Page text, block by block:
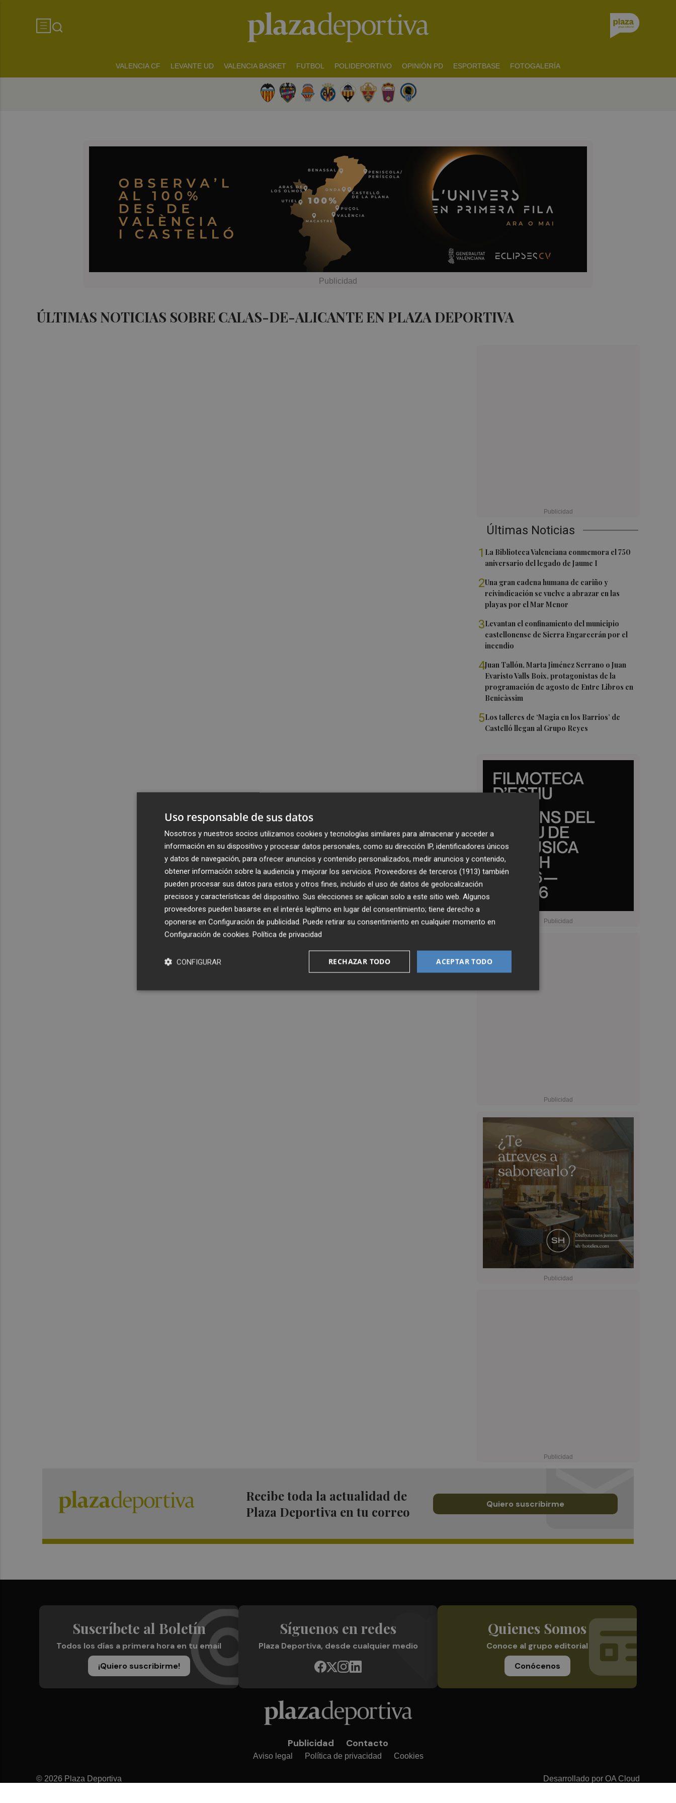
VALENCIA CF LEVANTE UD VALENCIA BASKET FUTBOL POLIDEPORTIVO OPINIÓN PD ESPORTBASE FOTOGALERÍA
ÚLTIMAS NOTICIAS SOBRE CALAS-DE-ALICANTE EN PLAZA DEPORTIVA
Últimas Noticias
1 La Biblioteca Valenciana conmemora el 750
aniversario del legado de Jaume I
2Una gran cadena humana de cariño y
reivindicación se vuelve a abrazar en las
playas por el Mar Menor
3Levantan el confinamiento del municipio
castellonense de Sierra Engarcerán por el
incendio
4Juan Tallón, Marta Jiménez Serrano o Juan
Evaristo Valls Boix, protagonistas de la
programación de agosto de Entre Libros en
Benicàssim
5Los talleres de ‘Magia en los Barrios’ de
Castelló llegan al Grupo Reyes
Recibe toda la actualidad de
Plaza Deportiva en tu correo
Quiero suscribirme
Suscríbete al Boletín
Todos los días a primera hora en tu email
¡Quiero suscribirme!
Síguenos en redes
Plaza Deportiva, desde cualquier medio
Quienes Somos
Conoce al grupo editorial
Conócenos
Publicidad Contacto
Aviso legal Política de privacidad Cookies
© 2026 Plaza Deportiva Desarrollado por OA Cloud
Uso responsable de sus datos
Nosotros y nuestros socios utilizamos cookies y tecnologías similares para almacenar y acceder a
información en su dispositivo y procesar datos personales, como su dirección IP, identificadores únicos
y datos de navegación, para ofrecer anuncios y contenido personalizados, medir anuncios y contenido,
obtener información sobre la audiencia y mejorar los servicios. Proveedores de terceros (1913) también
pueden procesar sus datos para estos y otros fines, incluido el uso de datos de geolocalización
precisos y características del dispositivo. Sus elecciones se aplican solo a este sitio web. Algunos
proveedores pueden basarse en el interés legítimo en lugar del consentimiento; tiene derecho a
oponerse en Configuración de publicidad. Puede retirar su consentimiento en cualquier momento en
Configuración de cookies. Política de privacidad
ACEPTAR TODO
RECHAZAR TODO
CONFIGURAR